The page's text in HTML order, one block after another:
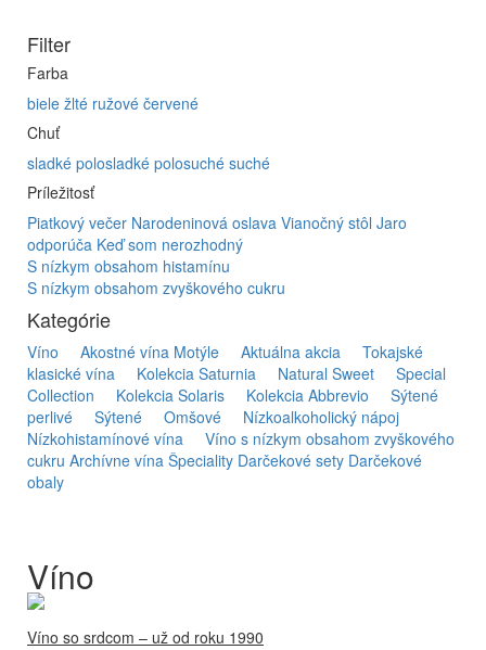
Filter
Farba
biele žlté ružové červené
Chuť
sladké polosladké polosuché suché
Príležitosť
Piatkový večer Narodeninová oslava Vianočný stôl Jaro
odporúča Keď som nerozhodný
S nízkym obsahom histamínu
S nízkym obsahom zvyškového cukru
Kategórie
Víno Akostné vína Motýle Aktuálna akcia
Tokajské
klasické vína
Kolekcia Saturnia Natural Sweet
Special
Collection
Kolekcia Solaris Kolekcia Abbrevio
Sýtené
perlivé
Sýtené Omšové
Nízkoalkoholický nápoj
Nízkohistamínové vína
Víno s nízkym obsahom zvyškového
cukru Archívne vína Špeciality Darčekové sety Darčekové
obaly
Víno
Víno so srdcom – už od roku 1990